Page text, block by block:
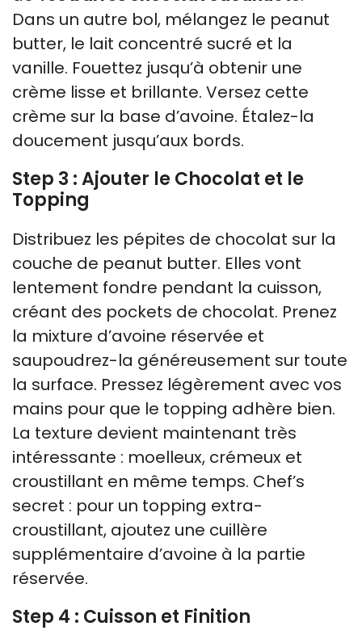
Dans un autre bol, mélangez le peanut
butter, le lait concentré sucré et la
vanille. Fouettez jusqu’à obtenir une
crème lisse et brillante. Versez cette
crème sur la base d’avoine. Étalez-la
doucement jusqu’aux bords.
Step 3 : Ajouter le Chocolat et le
Topping
Distribuez les pépites de chocolat sur la
couche de peanut butter. Elles vont
lentement fondre pendant la cuisson,
créant des pockets de chocolat. Prenez
la mixture d’avoine réservée et
saupoudrez-la généreusement sur toute
la surface. Pressez légèrement avec vos
mains pour que le topping adhère bien.
La texture devient maintenant très
intéressante : moelleux, crémeux et
croustillant en même temps. Chef’s
secret : pour un topping extra-
croustillant, ajoutez une cuillère
supplémentaire d’avoine à la partie
réservée.
Step 4 : Cuisson et Finition